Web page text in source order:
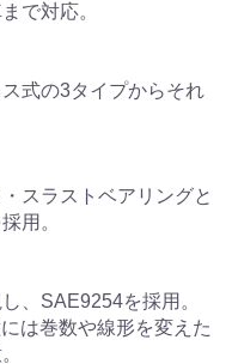
で対応。
式の3タイプからそれ
スラストベアリングと
用。
、SAE9254を採用。
は巻数や線形を変えた